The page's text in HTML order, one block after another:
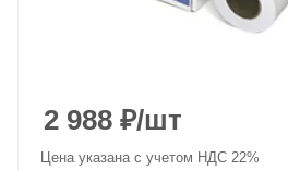
2 988 ₽/шт
Цена указана с учетом НДС 22%